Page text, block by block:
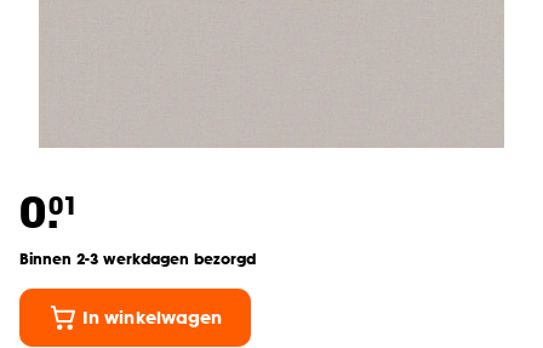
0.01
Binnen 2-3 werkdagen bezorgd
In winkelwagen